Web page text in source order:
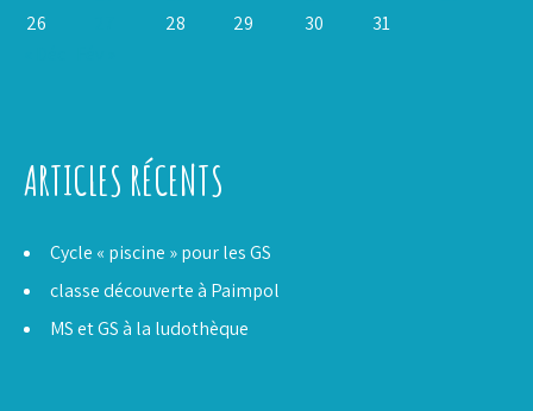
26
28 29 30
31
ARTICLES RÉCENTS
Cycle « piscine » pour les GS
classe découverte à Paimpol
MS et GS à la ludothèque